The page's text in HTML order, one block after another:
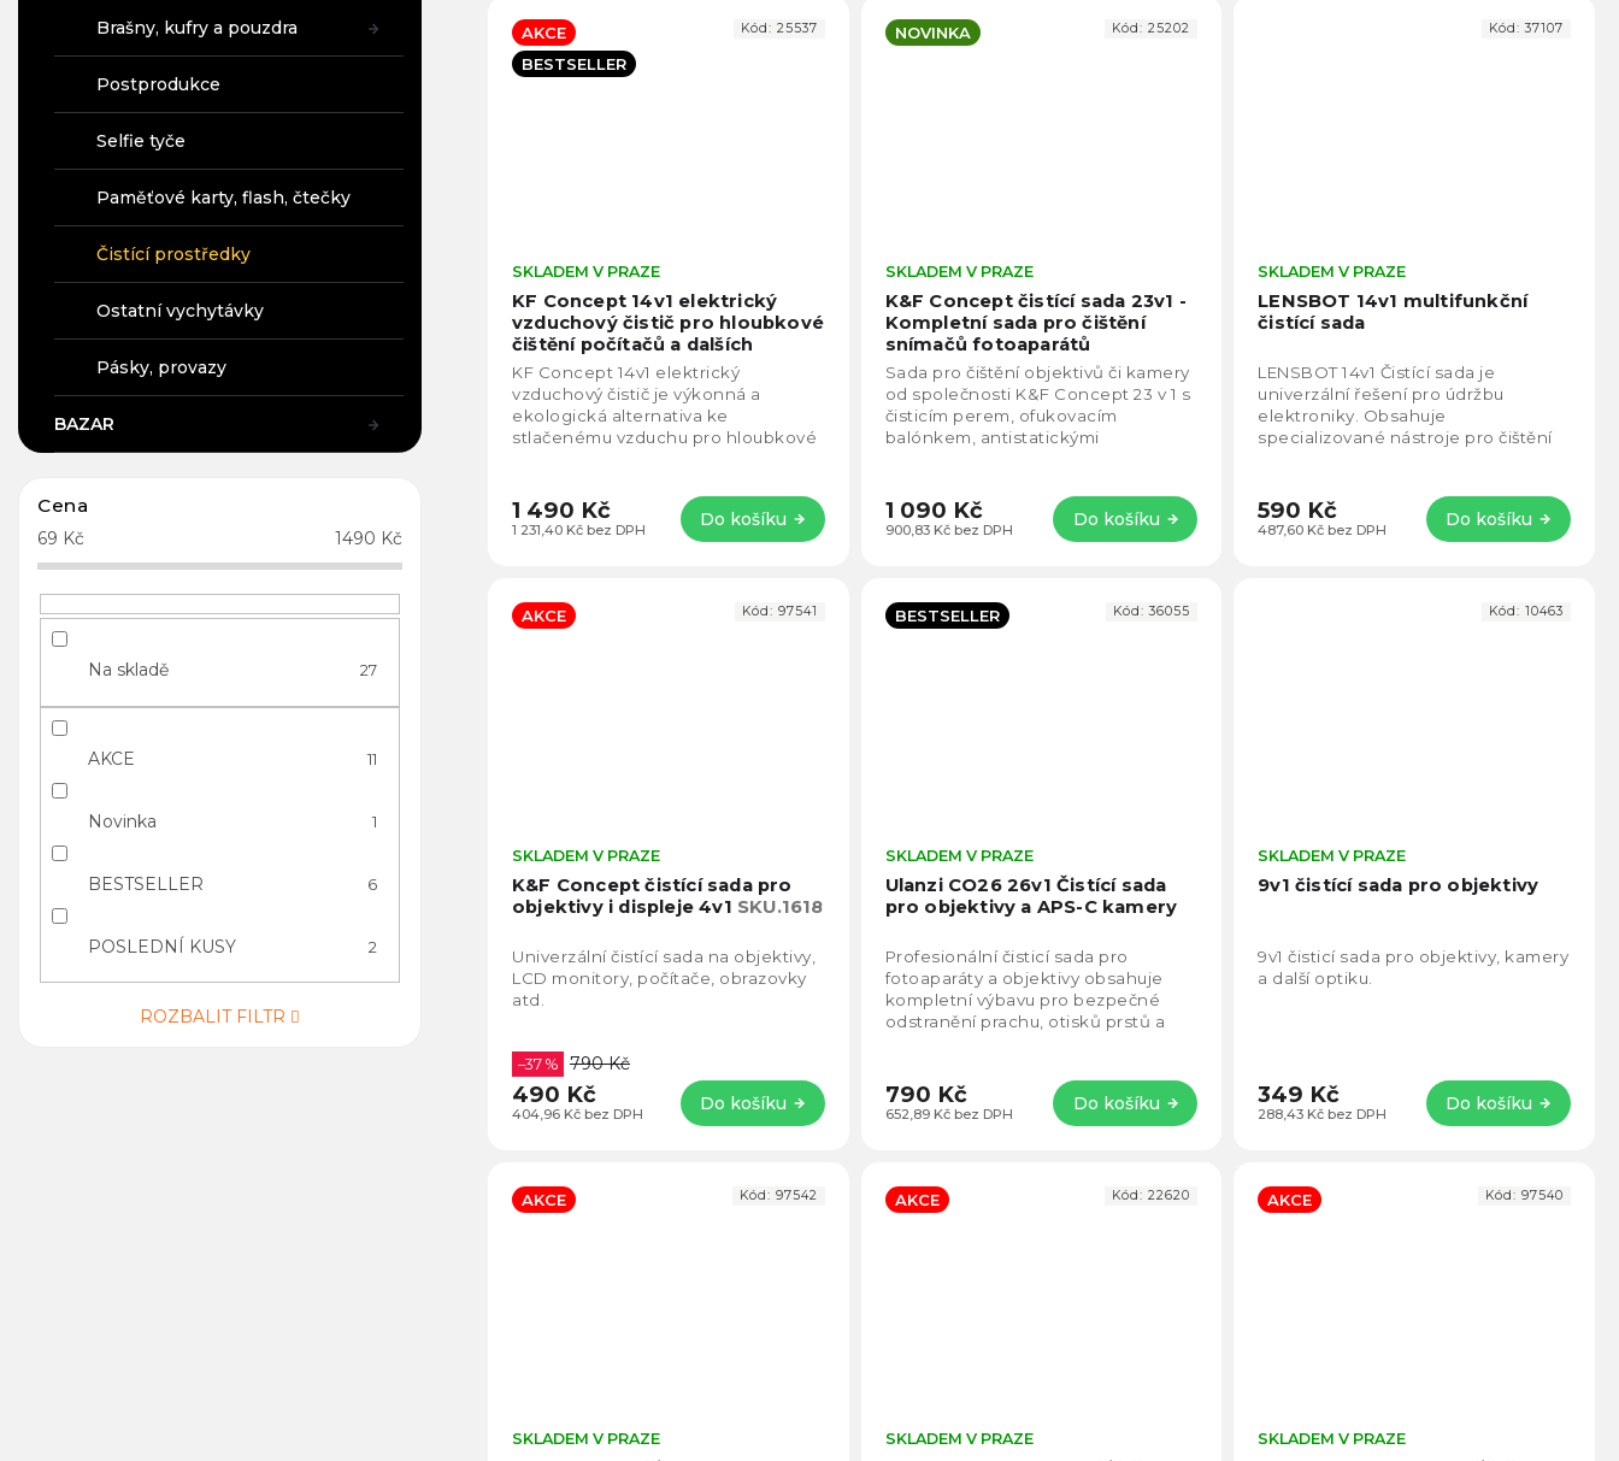
Cena
69 Kč 1490 Kč
Na skladě 27
AKCE 11
Novinka 1
BESTSELLER 6
POSLEDNÍ KUSY 2
ROZBALIT FILTR
Brašny, kufry a pouzdra
Postprodukce
Selfie tyče
Paměťové karty, flash, čtečky
Čistící prostředky
Ostatní vychytávky
Pásky, provazy
BAZAR
AKCE
BESTSELLER
KF Concept 14v1 elektrický
vzduchový čistič pro hloubkové
čištění počítačů a dalších
zařízeníSKU.2318V1
Průměrné
hodnocení
produktu
hvězdiček.
SKLADEM V PRAZE
1 231,40 Kč bez DPH
1 490 Kč Do košíku
KF Concept 14v1 elektrický
vzduchový čistič je výkonná a
ekologická alternativa ke
stlačenému vzduchu pro hloubkové
Kód: 25537 NOVINKA
K&F Concept čistící sada 23v1 -
Kompletní sada pro čištění
snímačů fotoaparátů
Průměrné
hodnocení
produktu
hvězdiček.
SKLADEM V PRAZE
900,83 Kč bez DPH
1 090 Kč Do košíku
Sada pro čištění objektivů či kamery
od společnosti K&F Concept 23 v 1 s
čisticím perem, ofukovacím
balónkem, antistatickými
Kód:25202
LENSBOT 14v1 multifunkční
čistící sada
SKLADEM V PRAZE
487,60 Kč bez DPH
590 Kč Do košíku
LENSBOT 14v1 Čistící sada je
univerzální řešení pro údržbu
elektroniky. Obsahuje
specializované nástroje pro čištění
Kód:37107
AKCE
K&F Concept čistící sada pro
objektivy i displeje 4v1 SKU.1618
Průměrné
hodnocení
produktu
hvězdiček.
SKLADEM V PRAZE
404,96 Kč bez DPH
–37 % 790 Kč
490 Kč Do košíku
Univerzální čistící sada na objektivy,
LCD monitory, počítače, obrazovky
atd.
Kód: 97541 BESTSELLER
Ulanzi CO26 26v1 Čistící sada
pro objektivy a APS-C kamery
Průměrné
hodnocení
SKLADEM V PRAZE
652,89 Kč bez DPH
790 Kč Do košíku
Profesionální čisticí sada pro
fotoaparáty a objektivy obsahuje
kompletní výbavu pro bezpečné
odstranění prachu, otisků prstů a
Kód:36055
9v1 čistící sada pro objektivy
SKLADEM V PRAZE
288,43 Kč bez DPH
349 Kč Do košíku
9v1 čisticí sada pro objektivy, kamery
a další optiku.
Kód: 10463
AKCE
Průměrné
SKLADEM V PRAZE
Kód: 97542 AKCE
Průměrné
SKLADEM V PRAZE
Kód:22620 AKCE
SKLADEM V PRAZE
Kód: 97540